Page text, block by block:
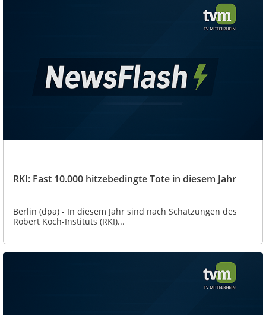
RKI: Fast 10.000 hitzebedingte Tote in diesem Jahr
Berlin (dpa) - In diesem Jahr sind nach Schätzungen des
Robert Koch-Instituts (RKI)...